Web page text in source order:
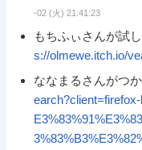
-02 (火) 21:41:23
もちふぃさんが試
s://olmewe.itch.io/
ななまるさんがつ